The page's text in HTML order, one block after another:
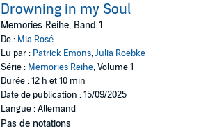
Drowning in my Soul
Memories Reihe, Band 1
De : Mia Rosé
Lu par : Patrick Emons,Julia Roebke
Série : Memories Reihe, Volume 1
Durée : 12 h et 10 min
Date de publication : 15/09/2025
Langue : Allemand
Pas de notations